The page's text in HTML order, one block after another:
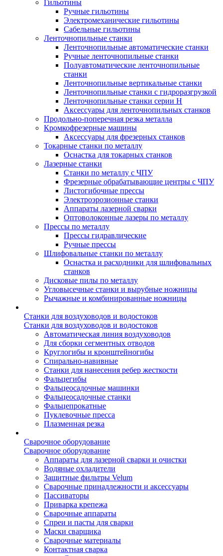
Гильотины
Ручные гильотины
Электромеханические гильотины
Сабельные гильотины
Ленточнопильные станки
Ленточнопильные автоматические станки
Ручные ленточнопильные станки
Полуавтоматические ленточнопильные
станки
Ленточнопильные вертикальные станки
Ленточнопильные станки с гидроразгрузкой
Ленточнопильные станки серии H
Аксессуары для ленточнопильных станков
Продольно-поперечная резка металла
Кромкофрезерные машины
Аксессуары для фрезерных станков
Токарные станки по металлу
Оснастка для токарных станков
Лазерные станки
Станки по металлу с ЧПУ
Фрезерные обрабатывающие центры с ЧПУ
Листогибочные прессы
Электроэрозионные станки
Аппараты лазерной сварки
Оптоволоконные лазеры по металлу
Прессы по металлу
Прессы гидравлические
Ручные прессы
Шлифовальные станки по металлу
Оснастка и расходники для шлифовальных
станков
Дисковые пилы по металлу
Угловысечные станки и вырубные ножницы
Рычажные и комбинированные ножницы
Станки для воздуховодов и водостоков
Станки для воздуховодов и водостоков
Автоматическая линия воздуховодов
Для сборки сегментных отводов
Круглогибы и кронштейногибы
Спирально-навивные
Станки для нанесения ребер жесткости
Фальцегибы
Фальцеосадочные машинки
Фальцеосадочные станки
Фальцепрокатные
Пуклевочные пресса
Плазменная резка
Сварочное оборудование
Сварочное оборудование
Аппараты для лазерной сварки и очистки
Водяные охладители
Защитные фильтры Velum
Сварочные принадлежности и аксессуары
Пассиваторы
Приварка крепежа
Сварочные аппараты
Спреи и пасты для сварки
Маски сварщика
Сварочные материалы
Контактная сварка